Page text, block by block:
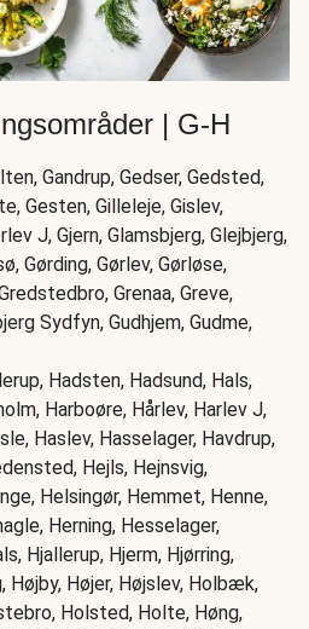
| G-H
Gandrup, Gedser, Gedsted,
Gesten, Gilleleje, Gislev,
J, Gjern, Glamsbjerg, Glejbjerg,
Gørding, Gørlev, Gørløse,
Grenaa, Greve,
Sydfyn, Gudhjem, Gudme,
Hadsten, Hadsund, Hals,
Harboøre, Hårlev, Harlev J,
Haslev, Hasselager, Havdrup,
Hejls, Hejnsvig,
Helsingør, Hemmet, Henne,
Herning, Hesselager,
Hjallerup, Hjerm, Hjørring,
Højby, Højer, Højslev, Holbæk,
Holsted, Holte, Høng,